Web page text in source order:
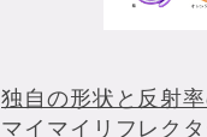
独自の形状と反射
マイマイリフレク